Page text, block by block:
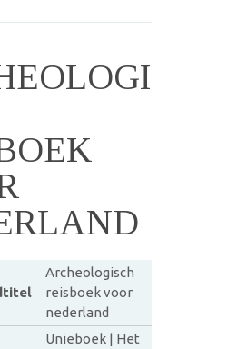
Archeologisch
reisboek voor
nederland
Unieboek | Het